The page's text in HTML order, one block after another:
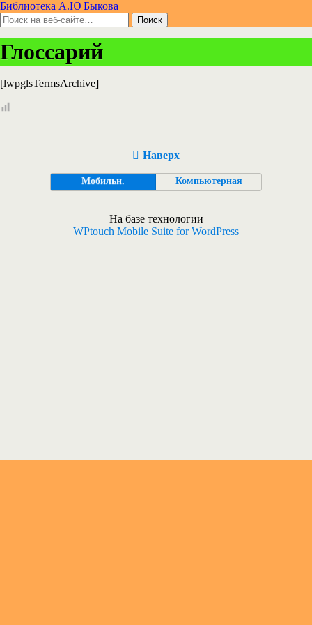
Библиотека А.Ю Быкова
Глоссарий
[lwpglsTermsArchive]
Наверх
Мобильн. Компьютерная
На базе технологии
WPtouch Mobile Suite for WordPress